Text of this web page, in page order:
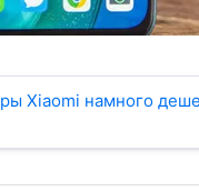
Xiaomi намного